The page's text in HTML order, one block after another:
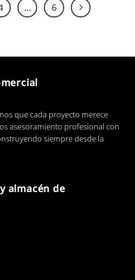
… 6
que cada proyecto merece
asesoramiento profesional con
siempre desde la
almacén de